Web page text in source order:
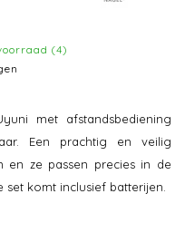
(4)
met afstandsbediening
Een prachtig en veilig
en ze passen precies in de
set komt inclusief batterijen.